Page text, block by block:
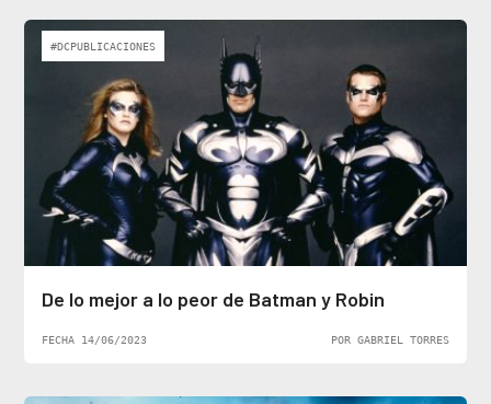
#DCPUBLICACIONES
De lo mejor a lo peor de Batman y Robin
FECHA 14/06/2023 POR GABRIEL TORRES